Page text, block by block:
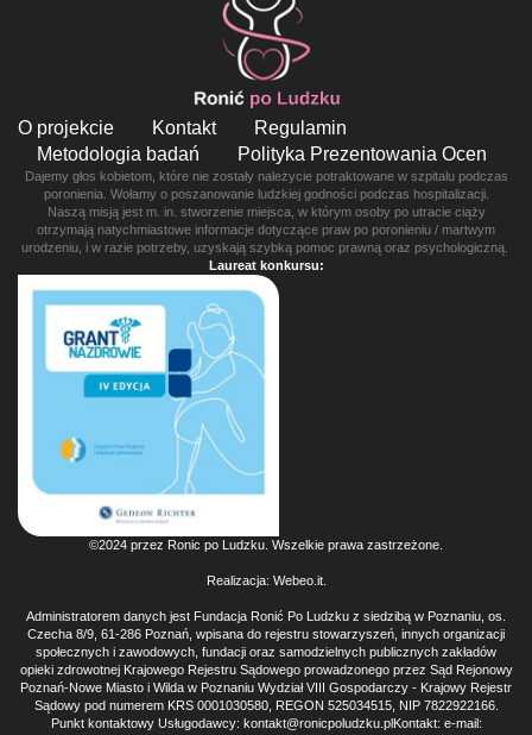
O projekcie Kontakt
Regulamin
Metodologia badań
Polityka Prezentowania Ocen
Dajemy głos kobietom, które nie zostały należycie potraktowane w szpitalu podczas
poronienia. Wołamy o poszanowanie ludzkiej godności podczas hospitalizacji.
Naszą misją jest m. in. stworzenie miejsca, w którym osoby po utracie ciąży
otrzymają natychmiastowe informacje dotyczące praw po poronieniu / martwym
urodzeniu, i w razie potrzeby, uzyskają szybką pomoc prawną oraz psychologiczną.
Laureat konkursu:
©2024 przez Ronic po Ludzku. Wszelkie prawa zastrzeżone.
Realizacja: Webeo.it.
Administratorem danych jest Fundacja Ronić Po Ludzku z siedzibą w Poznaniu, os.
Czecha 8/9, 61-286 Poznań, wpisana do rejestru stowarzyszeń, innych organizacji
społecznych i zawodowych, fundacji oraz samodzielnych publicznych zakładów
opieki zdrowotnej Krajowego Rejestru Sądowego prowadzonego przez Sąd Rejonowy
Poznań-Nowe Miasto i Wilda w Poznaniu Wydział VIII Gospodarczy - Krajowy Rejestr
Sądowy pod numerem KRS 0001030580, REGON 525034515, NIP 7822922166.
Punkt kontaktowy Usługodawcy: kontakt@ronicpoludzku.plKontakt: e-mail: